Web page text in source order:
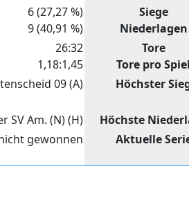
6 (27,27 %)
9 (40,91 %)
Siege
Niederlagen
26:32
1,18:1,45
Tore
Tore pro
09 (A)
Höchster
SV Am. (N) (H)
Höchste
gewonnen
Aktuelle